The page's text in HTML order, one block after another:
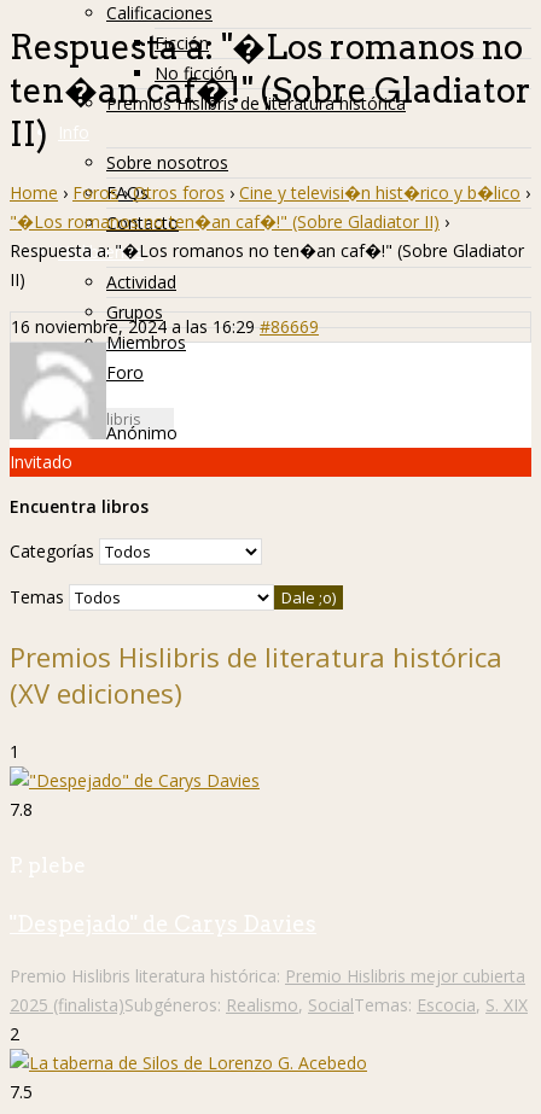
Calificaciones
Ficción
No ficción
Premios Hislibris de literatura histórica
Info
Sobre nosotros
FAQs
Contacto
Hislibreños
Actividad
Grupos
Miembros
Foro
Respuesta a: "�Los romanos no
ten�an caf�!" (Sobre Gladiator
II)
Home › Foros › Otros foros › Cine y televisi�n hist�rico y b�lico ›
"�Los romanos no ten�an caf�!" (Sobre Gladiator II) ›
Respuesta a: "�Los romanos no ten�an caf�!" (Sobre Gladiator
II)
16 noviembre, 2024 a las 16:29 #86669
Anónimo
Invitado
Encuentra libros
Categorías
Temas
Premios Hislibris de literatura histórica
(XV ediciones)
1
7.8
P. plebe
"Despejado" de Carys Davies
Premio Hislibris literatura histórica: Premio Hislibris mejor cubierta
2025 (finalista)Subgéneros: Realismo, SocialTemas: Escocia, S. XIX
2
7.5